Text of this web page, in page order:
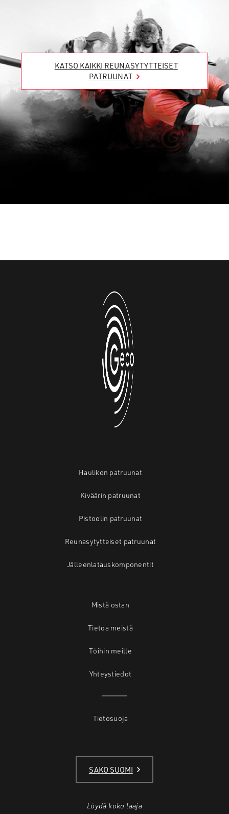
KATSO KAIKKI REUNASYTYTTEISET
PATRUUNAT
Haulikon patruunat
Kiväärin patruunat
Pistoolin patruunat
Reunasytytteiset patruunat
Jälleenlatauskomponentit
Mistä ostan
Tietoa meistä
Töihin meille
Yhteystiedot
Tietosuoja
SAKO SUOMI
Löydä koko laaja